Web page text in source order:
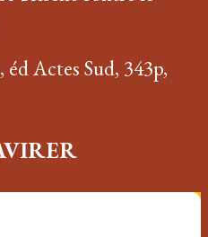
Actes Sud, 343p,